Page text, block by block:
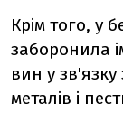
Крім того, у
заборонила
вин у
металів і